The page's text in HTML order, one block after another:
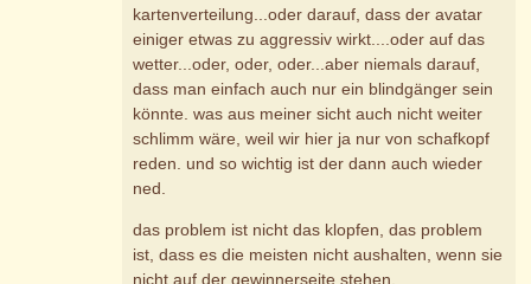
kartenverteilung...oder darauf, dass der avatar
einiger etwas zu aggressiv wirkt....oder auf das
wetter...oder, oder, oder...aber niemals darauf,
dass man einfach auch nur ein blindgänger sein
könnte. was aus meiner sicht auch nicht weiter
schlimm wäre, weil wir hier ja nur von schafkopf
reden. und so wichtig ist der dann auch wieder
ned.
das problem ist nicht das klopfen, das problem
ist, dass es die meisten nicht aushalten, wenn sie
nicht auf der gewinnerseite stehen.